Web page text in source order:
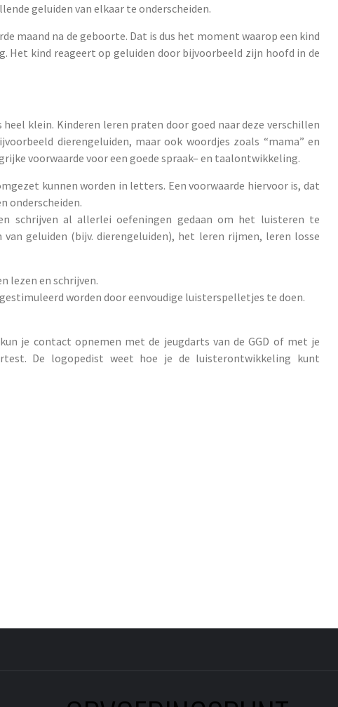
geluiden van elkaar te onderscheiden.
maand na de geboorte. Dat is dus het moment waarop een kind
Het kind reageert op geluiden door bijvoorbeeld zijn hoofd in de
klein. Kinderen leren praten door goed naar deze verschillen
dierengeluiden, maar ook woordjes zoals “mama” en
voorwaarde voor een goede spraak– en taalontwikkeling.
kunnen worden in letters. Een voorwaarde hiervoor is, dat
onderscheiden.
schrijven al allerlei oefeningen gedaan om het luisteren te
geluiden (bijv. dierengeluiden), het leren rijmen, leren losse
lezen en schrijven.
worden door eenvoudige luisterspelletjes te doen.
je contact opnemen met de jeugdarts van de GGD of met je
De logopedist weet hoe je de luisterontwikkeling kunt